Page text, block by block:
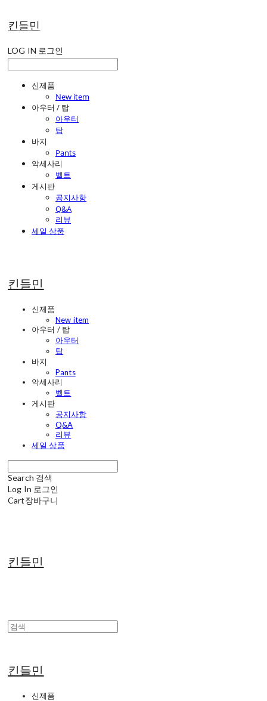
킨들민
LOG IN 로그인
신제품
New item
아우터 / 탑
아우터
탑
바지
Pants
악세사리
벨트
게시판
공지사항
Q&A
리뷰
세일 상품
킨들민
신제품
New item
아우터 / 탑
아우터
탑
바지
Pants
악세사리
벨트
게시판
공지사항
Q&A
리뷰
세일 상품
Search 검색
Log In 로그인
Cart장바구니
킨들민
킨들민
신제품